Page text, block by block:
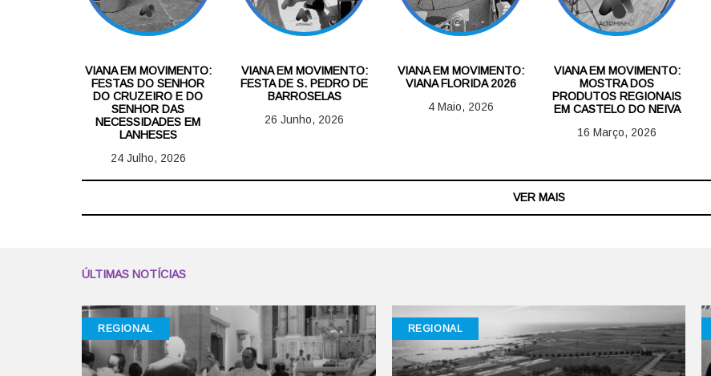
VIANA EM MOVIMENTO:
FESTAS DO SENHOR
DO CRUZEIRO E DO
SENHOR DAS
NECESSIDADES EM
LANHESES
24 Julho, 2026
VIANA EM MOVIMENTO:
FESTA DE S. PEDRO DE
BARROSELAS
26 Junho, 2026
VIANA EM MOVIMENTO:
VIANA FLORIDA 2026
4 Maio, 2026
VIANA EM MOVIMENTO:
MOSTRA DOS
PRODUTOS REGIONAIS
EM CASTELO DO NEIVA
16 Março, 2026
VER MAIS
ÚLTIMAS NOTÍCIAS
REGIONAL REGIONAL